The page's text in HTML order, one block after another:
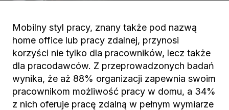
Mobilny styl pracy, znany także pod nazwą
home office lub pracy zdalnej, przynosi
korzyści nie tylko dla pracowników, lecz także
dla pracodawców. Z przeprowadzonych badań
wynika, że aż 88% organizacji zapewnia swoim
pracownikom możliwość pracy w domu, a 34%
z nich oferuje pracę zdalną w pełnym wymiarze